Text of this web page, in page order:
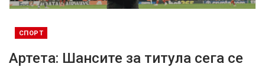
СПОРТ
Артета: Шансите за титула сега се